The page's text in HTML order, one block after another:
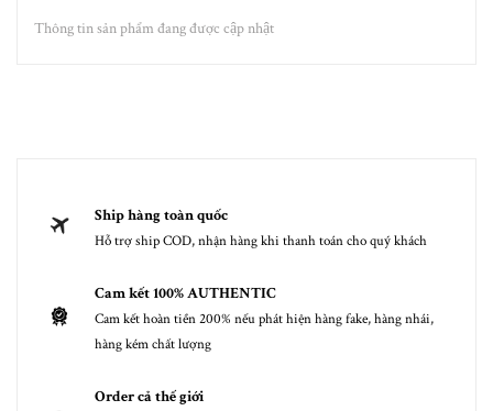
Thông tin sản phẩm đang được cập nhật
Ship hàng toàn quốc
Hỗ trợ ship COD, nhận hàng khi thanh toán cho quý khách
Cam kết 100% AUTHENTIC
Cam kết hoàn tiền 200% nếu phát hiện hàng fake, hàng nhái,
hàng kém chất lượng
Order cả thế giới